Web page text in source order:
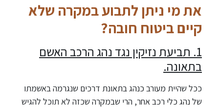
את מי ניתן לתבוע במקרה שלא
קיים ביטוח חובה?
1. תביעת נזיקין נגד נהג הרכב האשם
בתאונה.
ככל שהיית מעורב כנהג בתאונת דרכים שנגרמה באשמתו
של נהג כלי רכב אחר, הרי שבמקרה שכזה לא תוכל להגיש